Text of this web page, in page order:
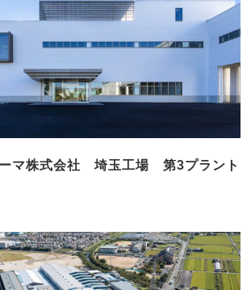
マ株式会社 埼玉工場 第3プラント